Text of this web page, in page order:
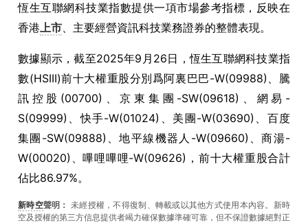
恆生互聯網科技業指數提供一項市場參考指標，反映在
香港上市、主要經營資訊科技業務證券的整體表現。
數據顯示，截至2025年9 月 26日，恆生互聯網科技業指
數(HSIII)前十大權重股分別爲阿裏巴巴-W(09988) 、騰
訊控股 (00700) 、京東集團 -SW(09618) 、網易 -
S(09999) 、快手-W(01024) 、美團-W(03690) 、百度
集團 -SW(09888) 、地平線機器人 -W(09660) 、商湯-
W(00020) 、嗶哩嗶哩-W(09626) ，前十大權重股合計
佔比86.97%。
新時空聲明： 未經授權，不得復制、轉載或以其他方式使用本內容。新時
空及授權的第三方信息提供者竭力確保數據準確可靠，但不保證數據絕對正